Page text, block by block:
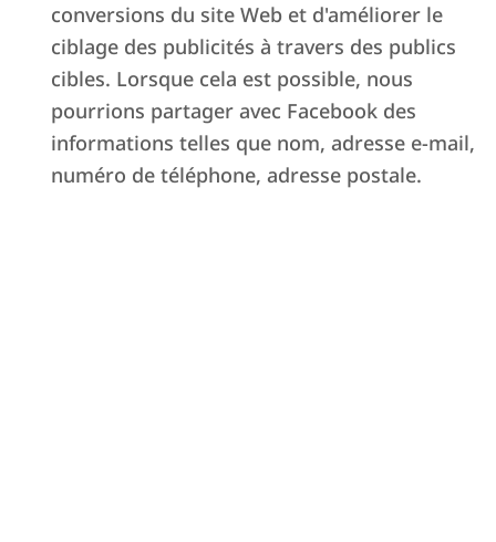
conversions du site Web et d'améliorer le
ciblage des publicités à travers des publics
cibles. Lorsque cela est possible, nous
pourrions partager avec Facebook des
informations telles que nom, adresse e-mail,
numéro de téléphone, adresse postale.